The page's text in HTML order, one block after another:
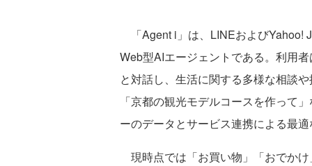
「Agent i」は、LINEおよびYahoo!
Web型AIエージェントである。利用
と対話し、生活に関する多様な相談
「京都の観光モデルコースを作って
ーのデータとサービス連携による最
現時点では「お買い物」「おでか